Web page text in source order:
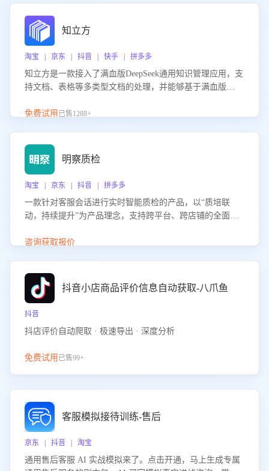
知立方
淘宝 | 京东 | 抖音 | 快手 | 拼多多
知立方是一款接入了满血版DeepSeek通用知识管理应用，支
持文档、表格等多类型文档的处理，并能够基于满血版
识支持，帮助用户高效管理和利用知识资源。通过该产品，
免费试用 已售1288+
明察质检
淘宝 | 京东 | 抖音 | 拼多多
一款针对客服会话进行实时智能质检的产品，以“质培联
动，持续提升”为产品理念，支持跨平台、跨店铺的全面、
升客服团队的销服能力。
咨询获取报价
抖音小店商品评价信息自动获取-八爪鱼
抖音
抖店评价自动爬取 · 极速导出 · 深度分析
免费试用 已售99+
客服模拟接待训练-售后
京东 | 抖音 | 淘宝
通用售后客服 AI 实战模拟来了。点击开通，马上生成专属